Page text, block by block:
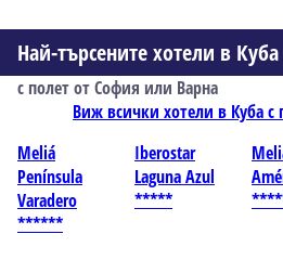
Най-търсените хотели в Куба
с полет от София или Варна
Виж всички хотели в Куба
Meliá
Península
Varadero
******
Iberostar
Laguna Azul
*****